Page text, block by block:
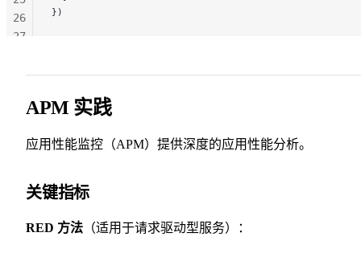
})
26
27
APM 实践
应用性能监控（APM）提供深度的应用性能分析。
关键指标
RED 方法 （适用于请求驱动型服务）：